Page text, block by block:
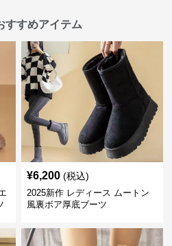
すすめアイテム
¥6,200 (税込)
2025新作 レディース ムートン
風裏ボア厚底ブーツ